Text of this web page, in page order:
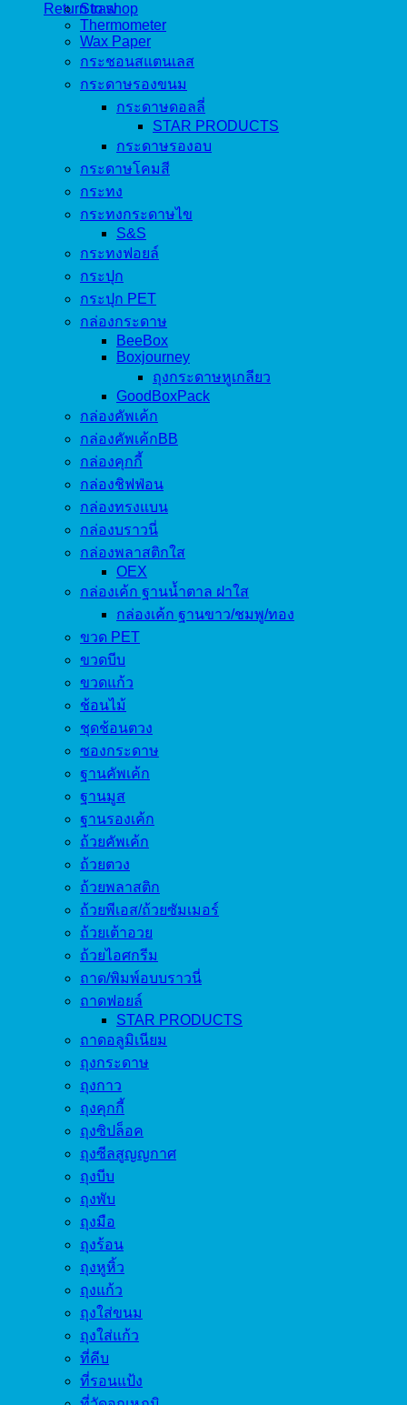
Return to shop
Straw
Thermometer
Wax Paper
กระชอนสแตนเลส
กระดาษรองขนม
กระดาษดอลลี่
STAR PRODUCTS
กระดาษรองอบ
กระดาษโคมสี
กระทง
กระทงกระดาษไข
S&S
กระทงฟอยล์
กระปุก
กระปุก PET
กล่องกระดาษ
BeeBox
Boxjourney
ถุงกระดาษหูเกลียว
GoodBoxPack
กล่องคัพเค้ก
กล่องคัพเค้กBB
กล่องคุกกี้
กล่องชิฟฟ่อน
กล่องทรงแบน
กล่องบราวนี่
กล่องพลาสติกใส
OEX
กล่องเค้ก ฐานน้ำตาล ฝาใส
กล่องเค้ก ฐานขาว/ชมพู/ทอง
ขวด PET
ขวดบีบ
ขวดแก้ว
ช้อนไม้
ชุดช้อนตวง
ซองกระดาษ
ฐานคัพเค้ก
ฐานมูส
ฐานรองเค้ก
ถ้วยคัพเค้ก
ถ้วยตวง
ถ้วยพลาสติก
ถ้วยพีเอส/ถ้วยซัมเมอร์
ถ้วยเต้าอวย
ถ้วยไอศกรีม
ถาด/พิมพ์อบบราวนี่
ถาดฟอยล์
STAR PRODUCTS
ถาดอลูมิเนียม
ถุงกระดาษ
ถุงกาว
ถุงคุกกี้
ถุงซิปล็อค
ถุงซีลสูญญกาศ
ถุงบีบ
ถุงพับ
ถุงมือ
ถุงร้อน
ถุงหูหิ้ว
ถุงแก้ว
ถุงใส่ขนม
ถุงใส่แก้ว
ที่คีบ
ที่รอนแป้ง